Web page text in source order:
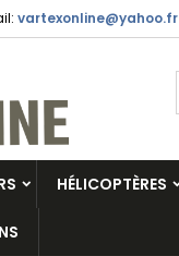
vartexonline@yahoo.fr
HÉLICOPTÈRES